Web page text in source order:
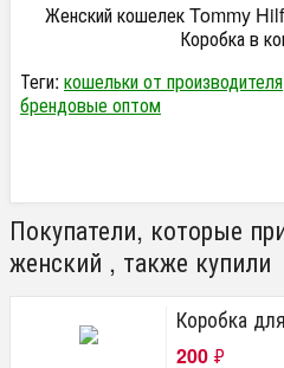
Женский кошелек Tommy
Коробка в
Теги: кошельки от производителя
брендовые оптом
Покупатели, которые
женский , также купили
Коробка
200 ₽